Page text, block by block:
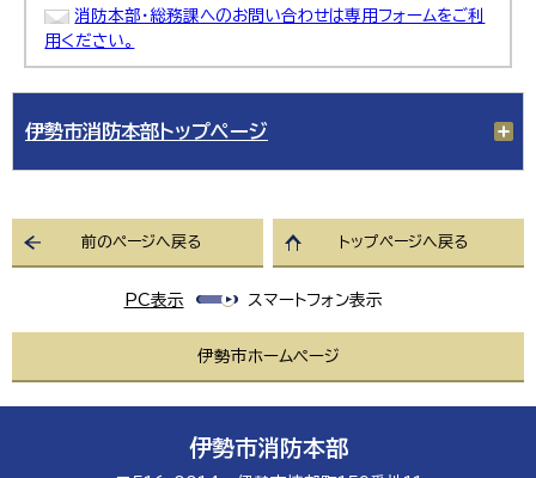
消防本部・総務課へのお問い合わせは専用フォームをご利
用ください。
伊勢市消防本部トップページ
前のページへ戻る トップページへ戻る
PC表示 スマートフォン表示
伊勢市ホームページ
伊勢市消防本部